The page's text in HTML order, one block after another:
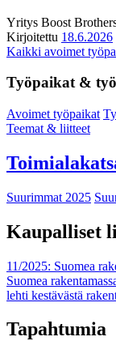
Yritys Boost
Kirjoitettu 18.6.2026
Kaikki avoimet
Työpaikat &
Avoimet työpaikat
Teemat & liitteet
Suurimmat 2025
Kaupalliset
11/2025: Suomea
Suomea
lehti kestävästä
Tapahtumia